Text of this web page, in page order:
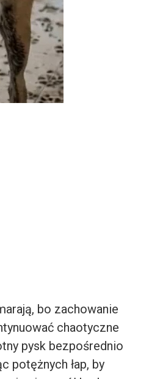
bo zachowanie
chaotyczne
pysk bezpośrednio
potężnych łap, by